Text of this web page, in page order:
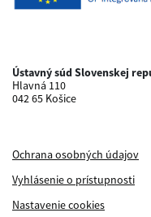
Ústavný súd Slovenskej
Hlavná 110
042 65 Košice
Ochrana osobných údajov
Vyhlásenie o prístupnosti
Nastavenie cookies